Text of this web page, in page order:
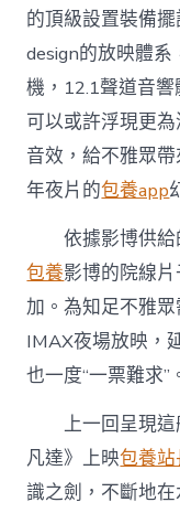
的頂級設置裝備
design的放映體
機，12.1聲道音
可以或許浮現更
音效，給不雅眾
年夜片的包養app
依據影博供
包養影博的院線
加。為知足不雅
IMAX夜場放映，
也一度“一票難求”
上一回呈現
凡達》上映包養站
識之劍，不斷地